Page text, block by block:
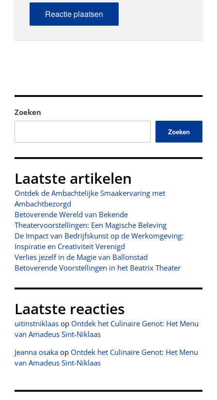
Zoeken
Zoeken
Laatste artikelen
Ontdek de Ambachtelijke Smaakervaring met
Ambachtbezorgd
Betoverende Wereld van Bekende
Theatervoorstellingen: Een Magische Beleving
De Impact van Bedrijfskunst op de Werkomgeving:
Inspiratie en Creativiteit Verenigd
Verlies jezelf in de Magie van Ballonstad
Betoverende Voorstellingen in het Beatrix Theater
Laatste reacties
uitinstniklaas op Ontdek het Culinaire Genot: Het Menu
van Amadeus Sint-Niklaas
Jeanna osaka op Ontdek het Culinaire Genot: Het Menu
van Amadeus Sint-Niklaas